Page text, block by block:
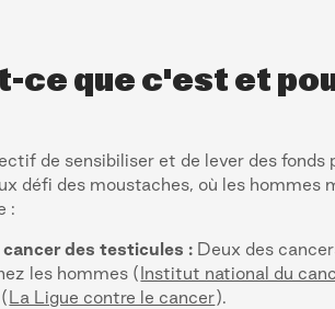
ce que c'est et
de sensibiliser et de lever des
défi des moustaches, où les
:
des testicules : Deux des
les hommes (Institut national du
La Ligue contre le cancer).